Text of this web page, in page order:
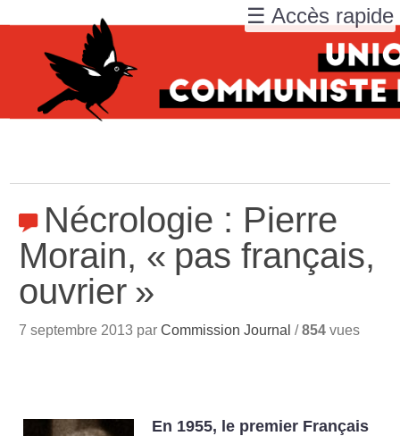
Nécrologie : Pierre
Morain, « pas français,
ouvrier »
7 septembre 2013 parCommission Journal /854 vues
En 1955, le premier Français
☰ Accès rapide